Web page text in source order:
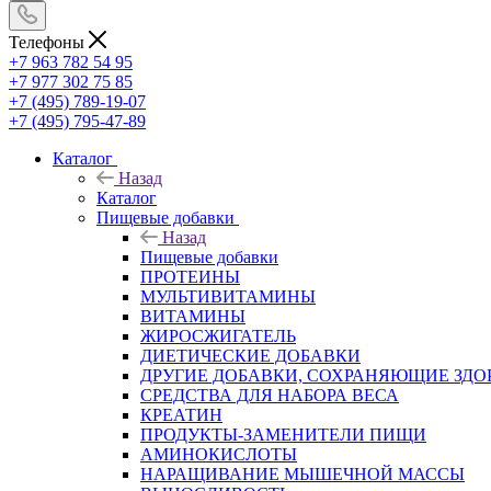
Телефоны
+7 963 782 54 95
+7 977 302 75 85
+7 (495) 789-19-07
+7 (495) 795-47-89
Каталог
Назад
Каталог
Пищевые добавки
Назад
Пищевые добавки
ПРОТЕИНЫ
МУЛЬТИВИТАМИНЫ
ВИТАМИНЫ
ЖИРОСЖИГАТЕЛЬ
ДИЕТИЧЕСКИЕ ДОБАВКИ
ДРУГИЕ ДОБАВКИ, СОХРАНЯЮЩИЕ
СРЕДСТВА ДЛЯ НАБОРА ВЕСА
КРЕАТИН
ПРОДУКТЫ-ЗАМЕНИТЕЛИ ПИЩИ
АМИНОКИСЛОТЫ
НАРАЩИВАНИЕ МЫШЕЧНОЙ МАССЫ